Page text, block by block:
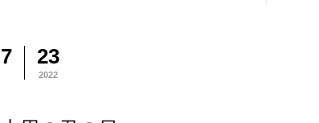
7 23
2022